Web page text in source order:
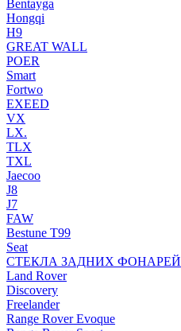
Bentayga
Hongqi
H9
GREAT WALL
POER
Smart
Fortwo
EXEED
VX
LX.
TLX
TXL
Jaecoo
J8
J7
FAW
Bestune T99
Seat
СТЕКЛА ЗАДНИХ ФОНАРЕЙ
Land Rover
Discovery
Freelander
Range Rover Evoque